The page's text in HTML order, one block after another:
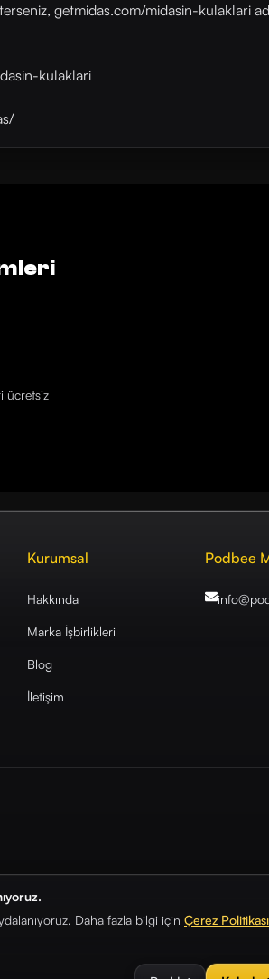
Daha fazla bilgi için Çerez
getmidas.com/midasin-kulaklari
kulaklari
ücretsiz
Kurumsal
Hakkında
Marka İşbirlikleri
Blog
İletişim
Podbee